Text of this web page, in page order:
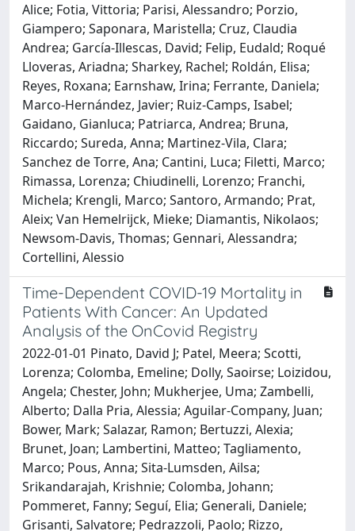
Alice; Fotia, Vittoria; Parisi, Alessandro; Porzio,
Giampero; Saponara, Maristella; Cruz, Claudia
Andrea; García-Illescas, David; Felip, Eudald; Roqué
Lloveras, Ariadna; Sharkey, Rachel; Roldán, Elisa;
Reyes, Roxana; Earnshaw, Irina; Ferrante, Daniela;
Marco-Hernández, Javier; Ruiz-Camps, Isabel;
Gaidano, Gianluca; Patriarca, Andrea; Bruna,
Riccardo; Sureda, Anna; Martinez-Vila, Clara;
Sanchez de Torre, Ana; Cantini, Luca; Filetti, Marco;
Rimassa, Lorenza; Chiudinelli, Lorenzo; Franchi,
Michela; Krengli, Marco; Santoro, Armando; Prat,
Aleix; Van Hemelrijck, Mieke; Diamantis, Nikolaos;
Newsom-Davis, Thomas; Gennari, Alessandra;
Cortellini, Alessio
Time-Dependent COVID-19 Mortality in
Patients With Cancer: An Updated
Analysis of the OnCovid Registry
2022-01-01 Pinato, David J; Patel, Meera; Scotti,
Lorenza; Colomba, Emeline; Dolly, Saoirse; Loizidou,
Angela; Chester, John; Mukherjee, Uma; Zambelli,
Alberto; Dalla Pria, Alessia; Aguilar-Company, Juan;
Bower, Mark; Salazar, Ramon; Bertuzzi, Alexia;
Brunet, Joan; Lambertini, Matteo; Tagliamento,
Marco; Pous, Anna; Sita-Lumsden, Ailsa;
Srikandarajah, Krishnie; Colomba, Johann;
Pommeret, Fanny; Seguí, Elia; Generali, Daniele;
Grisanti, Salvatore; Pedrazzoli, Paolo; Rizzo,